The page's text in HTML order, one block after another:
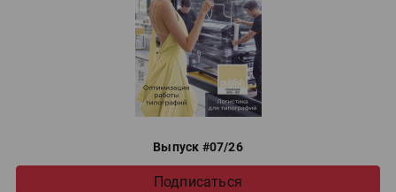
Выпуск #07/26
Подписаться